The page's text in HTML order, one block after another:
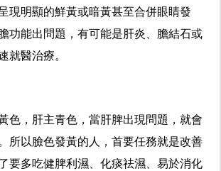
現明顯的鮮黃或暗黃甚至合併眼睛發
功能出問題，有可能是肝炎、膽結石或
就醫治療。
色，肝主青色，當肝脾出現問題，就會
所以臉色發黃的人，首要任務就是改善
要多吃健脾利濕、化痰祛濕、易於消化